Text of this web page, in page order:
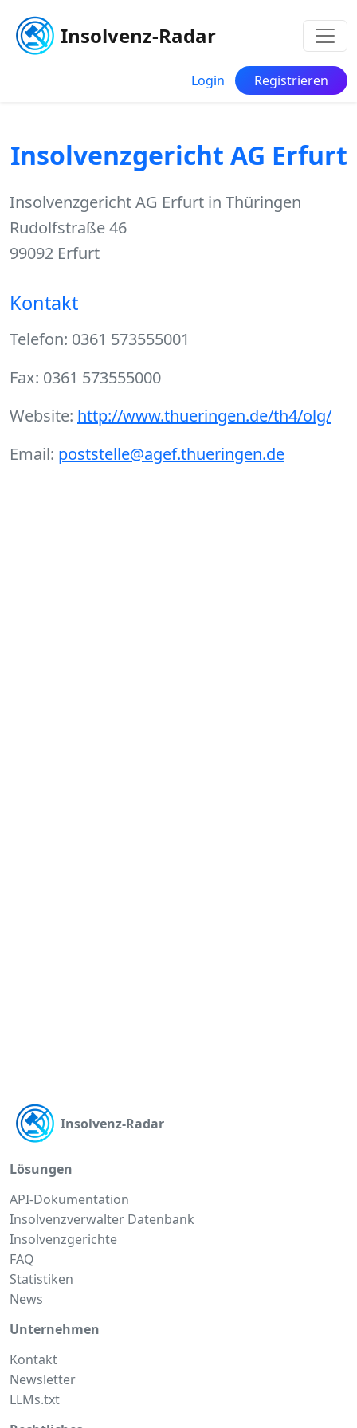
Insolvenz-Radar
Login Registrieren
Insolvenzgericht AG Erfurt
Insolvenzgericht AG Erfurt in Thüringen
Rudolfstraße 46
99092 Erfurt
Kontakt
Telefon: 0361 573555001
Fax: 0361 573555000
Website: http://www.thueringen.de/th4/olg/
Email: poststelle@agef.thueringen.de
Insolvenz-Radar
Lösungen
API-Dokumentation
Insolvenzverwalter Datenbank
Insolvenzgerichte
FAQ
Statistiken
News
Unternehmen
Kontakt
Newsletter
LLMs.txt